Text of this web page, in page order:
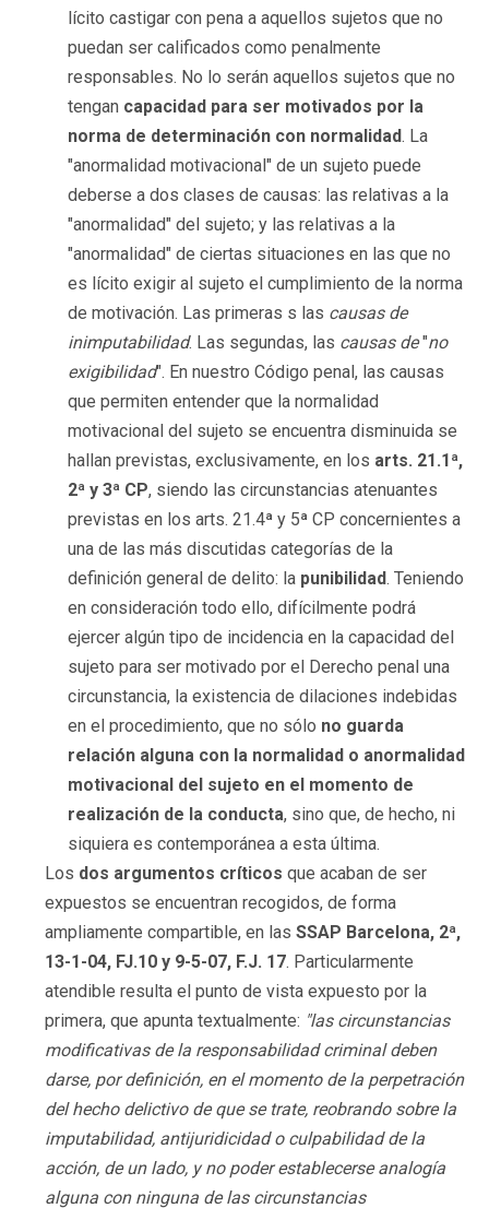
lícito castigar con pena a aquellos sujetos que no
puedan ser calificados como penalmente
responsables. No lo serán aquellos sujetos que no
tengan capacidad para ser motivados por la
norma de determinación con normalidad. La
"anormalidad motivacional" de un sujeto puede
deberse a dos clases de causas: las relativas a la
"anormalidad" del sujeto; y las relativas a la
"anormalidad" de ciertas situaciones en las que no
es lícito exigir al sujeto el cumplimiento de la norma
de motivación. Las primeras s las causas de
inimputabilidad. Las segundas, las causas de"no
exigibilidad". En nuestro Código penal, las causas
que permiten entender que la normalidad
motivacional del sujeto se encuentra disminuida se
hallan previstas, exclusivamente, en los arts. 21.1ª,
2ª y 3ª CP, siendo las circunstancias atenuantes
previstas en los arts. 21.4ª y 5ª CP concernientes a
una de las más discutidas categorías de la
definición general de delito: la punibilidad. Teniendo
en consideración todo ello, difícilmente podrá
ejercer algún tipo de incidencia en la capacidad del
sujeto para ser motivado por el Derecho penal una
circunstancia, la existencia de dilaciones indebidas
en el procedimiento, que no sólo no guarda
relación alguna con la normalidad o anormalidad
motivacional del sujeto en el momento de
realización de la conducta, sino que, de hecho, ni
siquiera es contemporánea a esta última.
Los dos argumentos críticos que acaban de ser
expuestos se encuentran recogidos, de forma
ampliamente compartible, en las SSAP Barcelona, 2ª,
13-1-04, FJ.10 y 9-5-07, F.J. 17. Particularmente
atendible resulta el punto de vista expuesto por la
primera, que apunta textualmente: "las circunstancias
modificativas de la responsabilidad criminal deben
darse, por definición, en el momento de la perpetración
del hecho delictivo de que se trate, reobrando sobre la
imputabilidad, antijuridicidad o culpabilidad de la
acción, de un lado, y no poder establecerse analogía
alguna con ninguna de las circunstancias